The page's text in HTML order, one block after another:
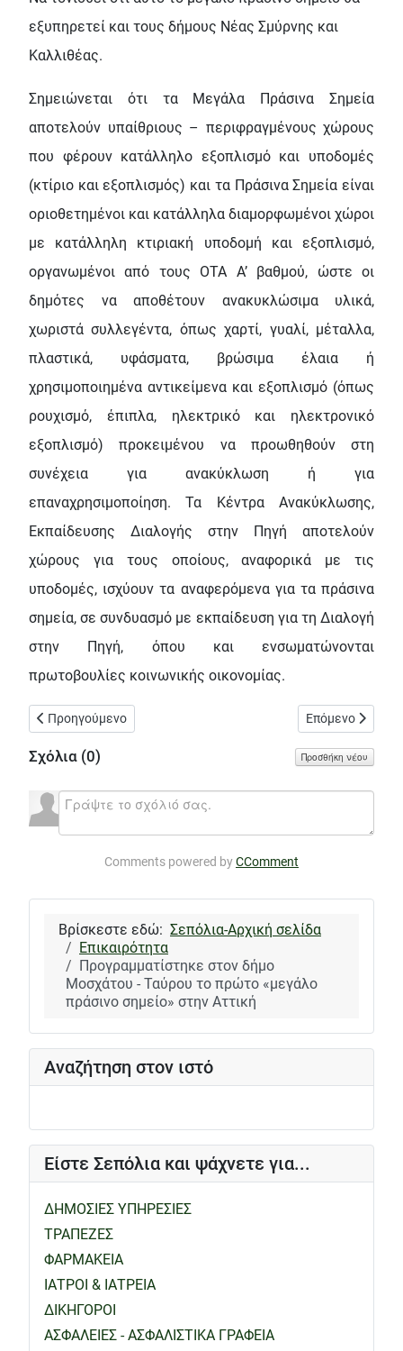
Αναζήτηση στον ιστό
Είστε Σεπόλια και ψάχνετε για...
ΔΗΜΟΣΙΕΣ ΥΠΗΡΕΣΙΕΣ
ΤΡΑΠΕΖΕΣ
ΦΑΡΜΑΚΕΙΑ
ΙΑΤΡΟΙ & ΙΑΤΡΕΙΑ
ΔΙΚΗΓΟΡΟΙ
ΑΣΦΑΛΕΙΕΣ - ΑΣΦΑΛΙΣΤΙΚΑ ΓΡΑΦΕΙΑ
εξυπηρετεί και τους δήμους Νέας Σμύρνης και
Καλλιθέας.
Σημειώνεται ότι τα Μεγάλα Πράσινα Σημεία
αποτελούν υπαίθριους – περιφραγμένους χώρους
που φέρουν κατάλληλο εξοπλισμό και υποδομές
(κτίριο και εξοπλισμός) και τα Πράσινα Σημεία είναι
οριοθετημένοι και κατάλληλα διαμορφωμένοι χώροι
με κατάλληλη κτιριακή υποδομή και εξοπλισμό,
οργανωμένοι από τους ΟΤΑ Α’ βαθμού, ώστε οι
δημότες να αποθέτουν ανακυκλώσιμα υλικά,
χωριστά συλλεγέντα, όπως χαρτί, γυαλί, μέταλλα,
πλαστικά, υφάσματα, βρώσιμα έλαια ή
χρησιμοποιημένα αντικείμενα και εξοπλισμό (όπως
ρουχισμό, έπιπλα, ηλεκτρικό και ηλεκτρονικό
εξοπλισμό) προκειμένου να προωθηθούν στη
συνέχεια για ανακύκλωση ή για
επαναχρησιμοποίηση. Τα Κέντρα Ανακύκλωσης,
Εκπαίδευσης Διαλογής στην Πηγή αποτελούν
χώρους για τους οποίους, αναφορικά με τις
υποδομές, ισχύουν τα αναφερόμενα για τα πράσινα
σημεία, σε συνδυασμό με εκπαίδευση για τη Διαλογή
στην Πηγή, όπου και ενσωματώνονται
πρωτοβουλίες κοινωνικής οικονομίας.
Προηγούμενο άρθρο: Προχωράει η αλλαγή της παραλίας σε
Προηγούμενο Επόμενο άρθρο:
Επόμενο
Σχόλια (0) Προσθήκη νέου
Comments powered byCComment
Βρίσκεστε εδώ: Σεπόλια-Αρχική σελίδα
Επικαιρότητα
Προγραμματίστηκε στον δήμο
Μοσχάτου - Ταύρου το πρώτο «μεγάλο
πράσινο σημείο» στην Αττική